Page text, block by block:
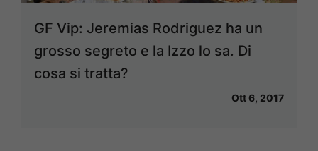
GF Vip: Jeremias Rodriguez ha un
grosso segreto e la Izzo lo sa. Di
cosa si tratta?
Ott 6, 2017